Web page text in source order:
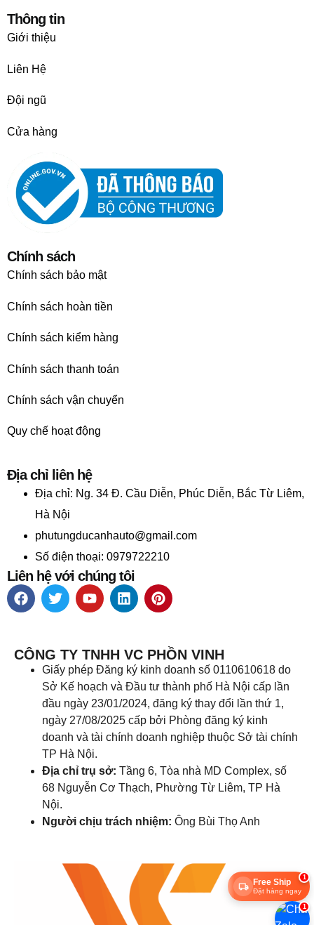
Thông tin
Giới thiệu
Liên Hệ
Đội ngũ
Cửa hàng
Chính sách
Chính sách bảo mật
Chính sách hoàn tiền
Chính sách kiểm hàng
Chính sách thanh toán
Chính sách vận chuyển
Quy chế hoạt động
Địa chỉ liên hệ
Địa chỉ: Ng. 34 Đ. Cầu Diễn, Phúc Diễn, Bắc Từ Liêm,
Hà Nội
phutungducanhauto@gmail.com
Số điện thoại: 0979722210
Liên hệ với chúng tôi
CÔNG TY TNHH VC PHỒN VINH
Giấy phép Đăng ký kinh doanh số 0110610618 do
Sở Kế hoạch và Đầu tư thành phố Hà Nội cấp lần
đầu ngày 23/01/2024, đăng ký thay đổi lần thứ 1,
ngày 27/08/2025 cấp bởi Phòng đăng ký kinh
doanh và tài chính doanh nghiệp thuộc Sở tài chính
TP Hà Nội.
Địa chỉ trụ sở: Tầng 6, Tòa nhà MD Complex, số
68 Nguyễn Cơ Thạch, Phường Từ Liêm, TP Hà
Nội.
Người chịu trách nhiệm: Ông Bùi Thọ Anh
1
Free Ship
Đặt hàng ngay
1